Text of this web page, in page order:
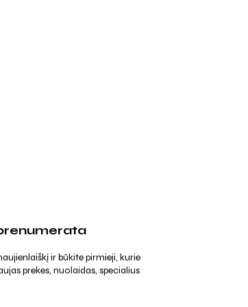
ir būkite pirmieji, kurie
prekes, nuolaidas, specialius